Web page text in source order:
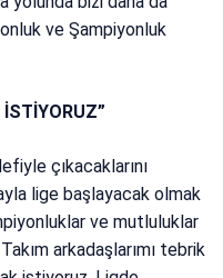
ve Şampiyonluk
çıkacaklarını
lige başlayacak olmak
ve mutluluklar
arkadaşlarımı tebrik